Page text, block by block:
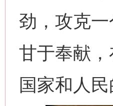
劲，攻克
甘于奉献
国家和人民